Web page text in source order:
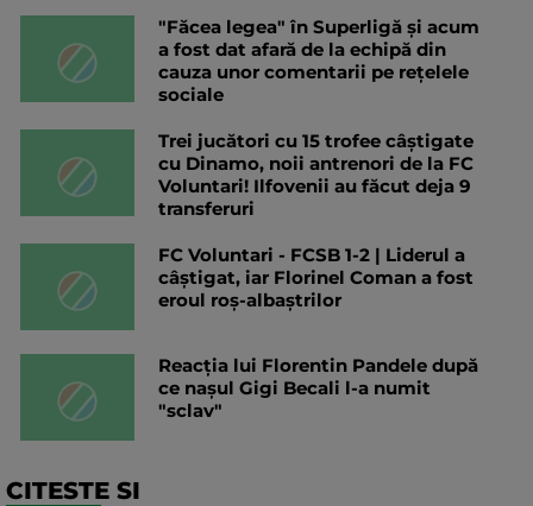
"Făcea legea" în Superligă și acum
a fost dat afară de la echipă din
cauza unor comentarii pe rețelele
sociale
Trei jucători cu 15 trofee câștigate
cu Dinamo, noii antrenori de la FC
Voluntari! Ilfovenii au făcut deja 9
transferuri
FC Voluntari - FCSB 1-2 | Liderul a
câștigat, iar Florinel Coman a fost
eroul roș-albaștrilor
Reacția lui Florentin Pandele după
ce nașul Gigi Becali l-a numit
"sclav"
CITESTE SI